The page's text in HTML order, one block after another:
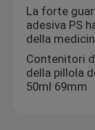
Piccole
Autoadesivi
La forte
adesiva PS
della
Contenitori
della pillola
50ml 69mm